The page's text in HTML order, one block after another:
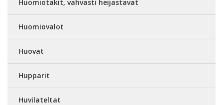
Huomiotakit, vahvasti heijastavat
Huomiovalot
Huovat
Hupparit
Huvilateltat